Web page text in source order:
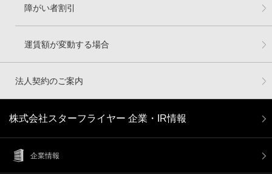
障がい者割引
運賃額が変動する場合
法人契約のご案内
株式会社スターフライヤー 企業・IR情報
企業情報